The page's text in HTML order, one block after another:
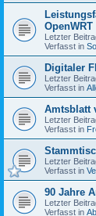
OpenWRT
Letzter
Verfasst in
Digitaler
Letzter
Verfasst in
Amtsblatt
Letzter
Verfasst in
Letzter
Verfasst in
90 Jahre
Letzter
Verfasst in